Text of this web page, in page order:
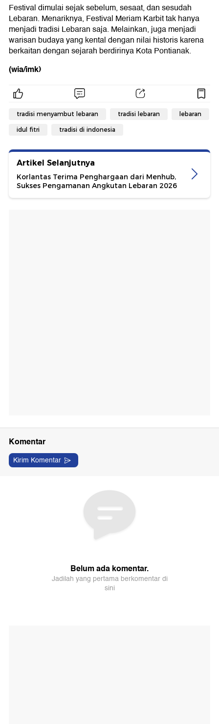
Festival dimulai sejak sebelum, sesaat, dan sesudah
Lebaran. Menariknya, Festival Meriam Karbit tak hanya
menjadi tradisi Lebaran saja. Melainkan, juga menjadi
warisan budaya yang kental dengan nilai historis karena
berkaitan dengan sejarah berdirinya Kota Pontianak.
(wia/imk)
tradisi menyambut lebaran tradisi lebaran lebaran
idul fitri tradisi di indonesia
Artikel Selanjutnya
Korlantas Terima Penghargaan dari Menhub,
Sukses Pengamanan Angkutan Lebaran 2026